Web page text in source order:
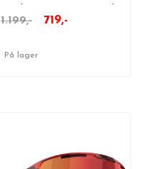
1.199,-
719,-
På lager